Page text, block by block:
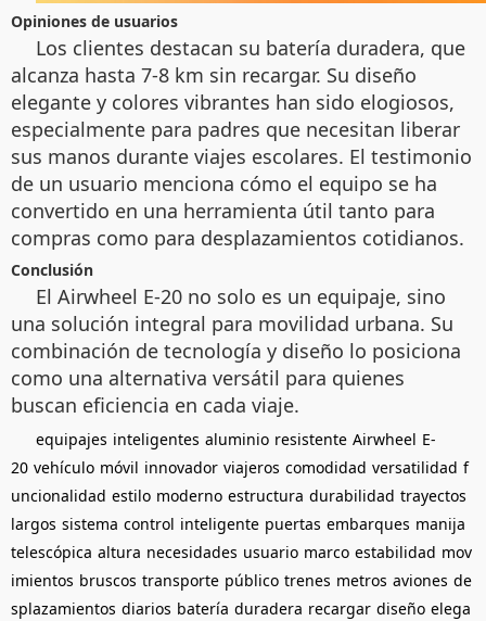
Opiniones de usuarios
Los clientes destacan su batería duradera, que
alcanza hasta 7-8 km sin recargar. Su diseño
elegante y colores vibrantes han sido elogiosos,
especialmente para padres que necesitan liberar
sus manos durante viajes escolares. El testimonio
de un usuario menciona cómo el equipo se ha
convertido en una herramienta útil tanto para
compras como para desplazamientos cotidianos.
Conclusión
El Airwheel E-20 no solo es un equipaje, sino
una solución integral para movilidad urbana. Su
combinación de tecnología y diseño lo posiciona
como una alternativa versátil para quienes
buscan eficiencia en cada viaje.
equipajes inteligentes aluminio resistente Airwheel E-
20 vehículo móvil innovador viajeros comodidad versatilidad f
uncionalidad estilo moderno estructura durabilidad trayectos
largos sistema control inteligente puertas embarques manija
telescópica altura necesidades usuario marco estabilidad mov
imientos bruscos transporte público trenes metros aviones de
splazamientos diarios batería duradera recargar diseño elega